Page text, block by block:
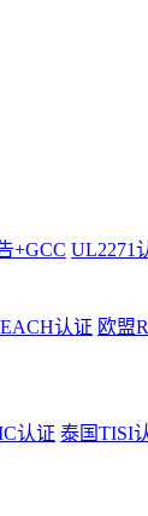
+GCC UL2271
认证 欧盟
认证 泰国TISI